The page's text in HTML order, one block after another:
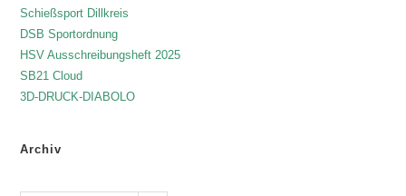
Schießsport Dillkreis
DSB Sportordnung
HSV Ausschreibungsheft 2025
SB21 Cloud
3D-DRUCK-DIABOLO
Archiv